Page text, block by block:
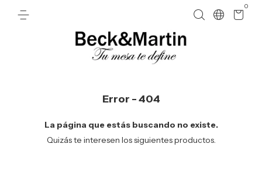
0
Error - 404
La página que estás buscando no existe.
Quizás te interesen los siguientes productos.